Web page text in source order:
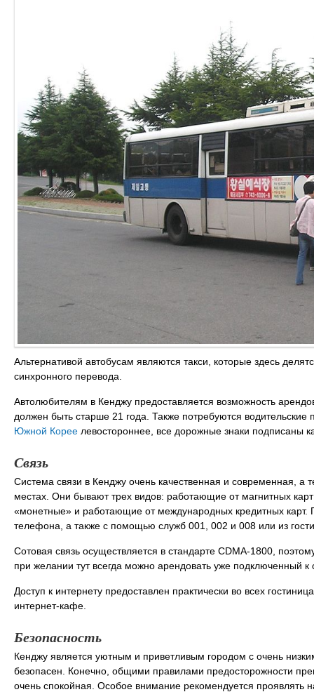
Альтернативой автобусам являются такси, которые здесь
синхронного перевода.
Автолюбителям в Кенджу предоставляется возможность
должен быть старше 21 года. Также потребуются
Южной Корее левостороннее, все дорожные знаки подписаны
Связь
Система связи в Кенджу очень качественная и современная,
местах. Они бывают трех видов: работающие от магнитных
«монетные» и работающие от международных кредитных карт.
телефона, а также с помощью служб 001, 002 и 008 или из
Сотовая связь осуществляется в стандарте CDMA-1800,
при желании тут всегда можно арендовать уже подключенный к
Доступ к интернету предоставлен практически во всех
интернет-кафе.
Безопасность
Кенджу является уютным и приветливым городом с очень
безопасен. Конечно, общими правилами предосторожности
очень спокойная. Особое внимание рекомендуется проявлять